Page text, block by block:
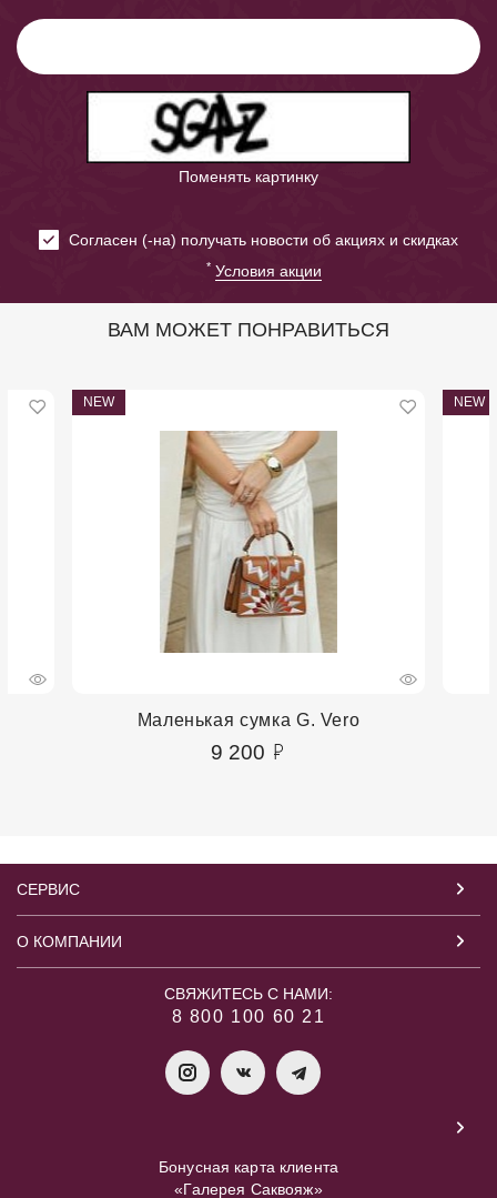
Поменять картинку
Cогласен (-на) получать новости об акциях и скидках
* Условия акции
ВАМ МОЖЕТ ПОНРАВИТЬСЯ
NEW
Маленькая сумка G. Vero
9 200
NEW
СЕРВИС
О КОМПАНИИ
СВЯЖИТЕСЬ С НАМИ:
8 800 100 60 21
Бонусная карта клиента
«Галерея Саквояж»